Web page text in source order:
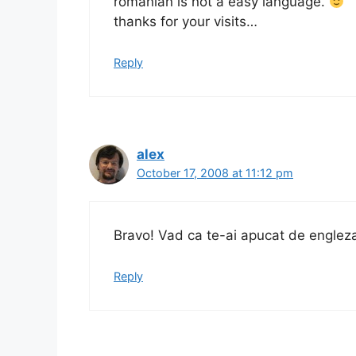
thanks for your visits…
Reply
alex
October 17, 2008 at 11:12 pm
Bravo! Vad ca te-ai apucat de
Reply